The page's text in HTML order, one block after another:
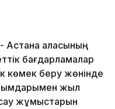
Астана қаласының
бағдарламалар
көмек беру жөнінде
жыл
жұмыстарын